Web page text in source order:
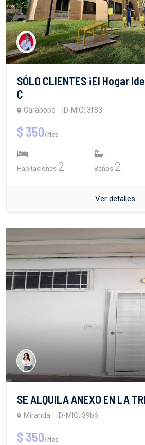
SÓLO CLIENTES ¡El Hogar
C
Carabobo ID-MIO: 3f83
$ 350/Mes
Habitaciones 2 Baños 2
Ver detalles
SE ALQUILA ANEXO EN LA
Miranda ID-MIO: 39b6
$ 350/Mes